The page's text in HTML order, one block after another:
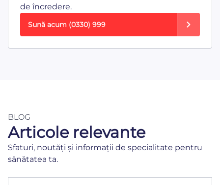
de încredere.
Sună acum (0330) 999
BLOG
Articole relevante
Sfaturi, noutăți și informații de specialitate pentru
sănătatea ta.